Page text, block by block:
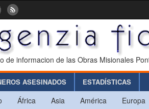
de informacion de las Obras Misionales
ASESINADOS ESTADÍSTICAS
África Asia América Europa